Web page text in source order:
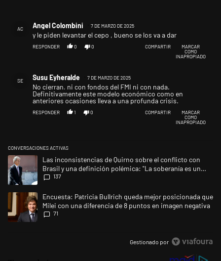
AC Angel Colombini 7 DE MARZO DE 2025
y le piden levantar el cepo , bueno se los va a dar
RESPONDER 0 0 COMPARTIR
MARCAR
COMO
INAPROPIADO
SE Susu Eyheralde 7 DE MARZO DE 2025
No cierran, ni con fondos del FMI ni con nada.
Definitivamente este modelo económico como en
anteriores ocasiones lleva a una profunda crisis.
RESPONDER 1 0 COMPARTIR
MARCAR
COMO
INAPROPIADO
CONVERSACIONES ACTIVAS
Este listado muestra los artículos con más comentarios en los últimos
Un artículo de tendencia con el título "Las inconsistencias de Quirno
Las inconsistencias de Quirno sobre el conflicto con
Brasil y una definición polémica: "La soberanía es un
concepto antiguo"
137
Un artículo de tendencia con el título "Encuesta: Patricia Bullrich
Encuesta: Patricia Bullrich queda mejor posicionada que
Milei con una diferencia de 8 puntos en imagen negativa
71
Gestionado por